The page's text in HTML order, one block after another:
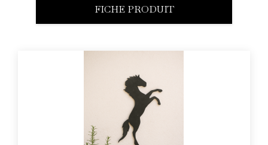
FICHE PRODUIT